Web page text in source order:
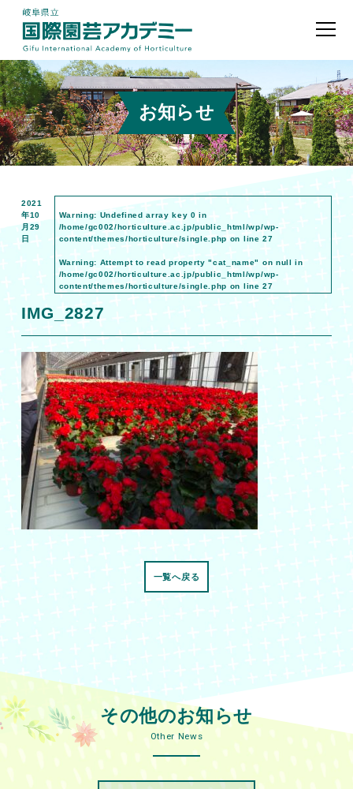
お知らせ
2021
年10
月29
日
Warning: Undefined array key 0 in
/home/gc002/horticulture.ac.jp/public_html/wp/wp-
content/themes/horticulture/single.php on line27
Warning: Attempt to read property "cat_name" on null in
/home/gc002/horticulture.ac.jp/public_html/wp/wp-
content/themes/horticulture/single.php on line27
IMG_2827
一覧へ戻る
その他のお知らせ
Other News